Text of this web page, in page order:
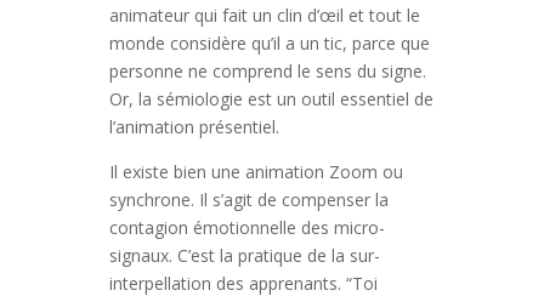
animateur qui fait un clin d’œil et tout le
monde considère qu’il a un tic, parce que
personne ne comprend le sens du signe.
Or, la sémiologie est un outil essentiel de
l’animation présentiel.
Il existe bien une animation Zoom ou
synchrone. Il s’agit de compenser la
contagion émotionnelle des micro-
signaux. C’est la pratique de la sur-
interpellation des apprenants. “Toi